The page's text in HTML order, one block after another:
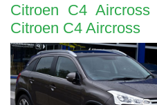
Citroen C4
Citroen C4 Aircross